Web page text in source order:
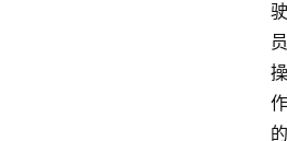
驶
员
操
作
的